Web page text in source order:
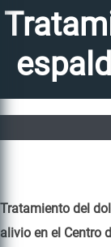
Home»
Tratamiento del
alivio en el Centro